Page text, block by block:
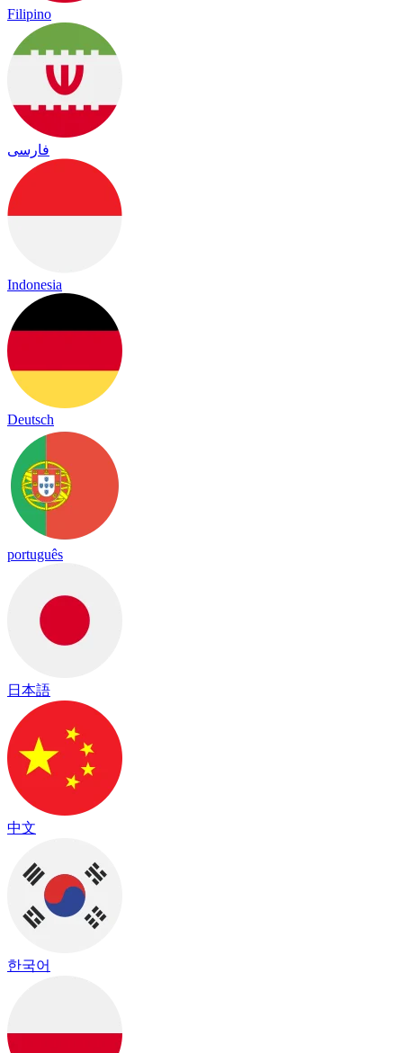
Filipino
فارسی
Indonesia
Deutsch
português
日本語
中文
한국어